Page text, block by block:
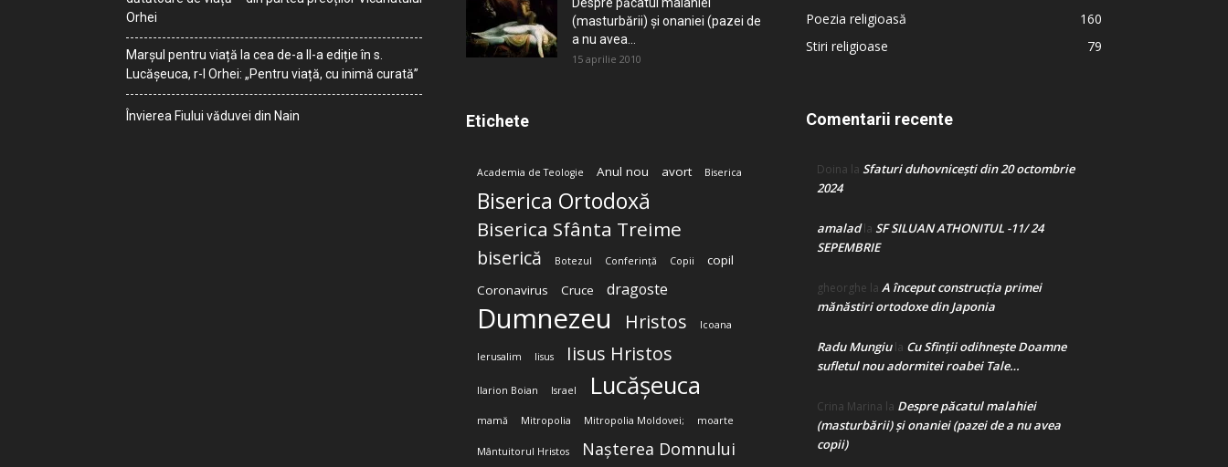
Orhei
Marșul pentru viață la cea de-a II-a ediție în s.
Lucășeuca, r-l Orhei: „Pentru viață, cu inimă curată”
Învierea Fiului văduvei din Nain
Despre păcatul malahiei
(masturbării) şi onaniei (pazei de
a nu avea...
15 aprilie 2010
Etichete
Academia de Teologie Anul nou avort Biserica
Biserica Ortodoxă
Biserica Sfânta Treime
biserică Botezul Conferință Copii
copil
Coronavirus
Cruce dragoste
Dumnezeu Hristos Icoana
Ierusalim Iisus Iisus Hristos
Ilarion Boian Israel Lucășeuca
mamă Mitropolia Mitropolia Moldovei; moarte
Mântuitorul Hristos Nașterea Domnului
Poezia religioasă
160
Stiri religioase
79
Comentarii recente
Doina la Sfaturi duhovnicești din 20 octombrie
2024
amaladla SF SILUAN ATHONITUL -11/ 24
SEPEMBRIE
gheorghe la A început construcţia primei
mănăstiri ortodoxe din Japonia
Radu Mungiula Cu Sfinții odihnește Doamne
sufletul nou adormitei roabei Tale…
Crina Marina la Despre păcatul malahiei
(masturbării) şi onaniei (pazei de a nu avea
copii)